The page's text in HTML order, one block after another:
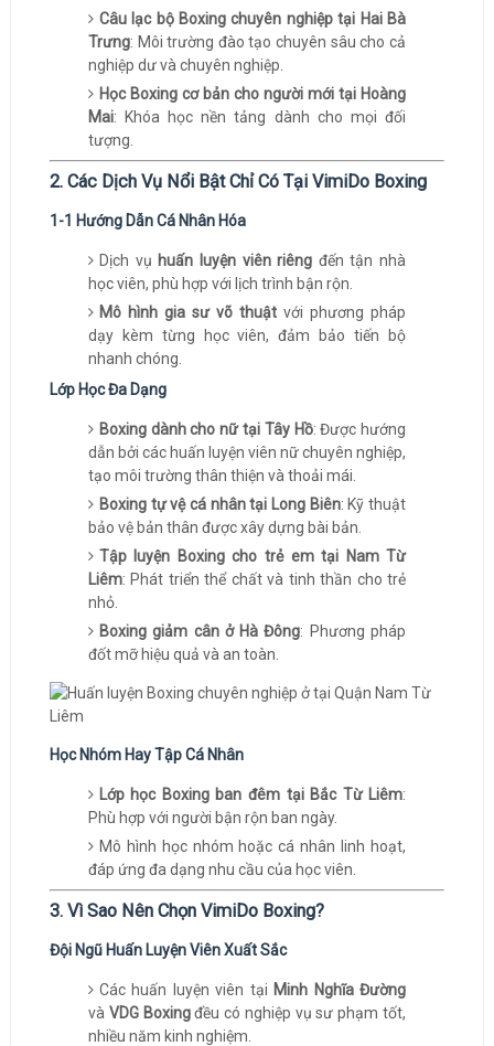
Câu lạc bộ Boxing chuyên nghiệp tại Hai Bà
Trưng: Môi trường đào tạo chuyên sâu cho cả
nghiệp dư và chuyên nghiệp.
Học Boxing cơ bản cho người mới tại Hoàng
Mai: Khóa học nền tảng dành cho mọi đối
tượng.
2. Các Dịch Vụ Nổi Bật Chỉ Có Tại VimiDo Boxing
1-1 Hướng Dẫn Cá Nhân Hóa
Dịch vụ huấn luyện viên riêng đến tận nhà
học viên, phù hợp với lịch trình bận rộn.
Mô hình gia sư võ thuật với phương pháp
dạy kèm từng học viên, đảm bảo tiến bộ
nhanh chóng.
Lớp Học Đa Dạng
Boxing dành cho nữ tại Tây Hồ: Được hướng
dẫn bởi các huấn luyện viên nữ chuyên nghiệp,
tạo môi trường thân thiện và thoải mái.
Boxing tự vệ cá nhân tại Long Biên: Kỹ thuật
bảo vệ bản thân được xây dựng bài bản.
Tập luyện Boxing cho trẻ em tại Nam Từ
Liêm: Phát triển thể chất và tinh thần cho trẻ
nhỏ.
Boxing giảm cân ở Hà Đông: Phương pháp
đốt mỡ hiệu quả và an toàn.
Học Nhóm Hay Tập Cá Nhân
Lớp học Boxing ban đêm tại Bắc Từ Liêm:
Phù hợp với người bận rộn ban ngày.
Mô hình học nhóm hoặc cá nhân linh hoạt,
đáp ứng đa dạng nhu cầu của học viên.
3. Vì Sao Nên Chọn VimiDo Boxing?
Đội Ngũ Huấn Luyện Viên Xuất Sắc
Các huấn luyện viên tại Minh Nghĩa Đường
và VDG Boxingđều có nghiệp vụ sư phạm tốt,
nhiều năm kinh nghiệm.